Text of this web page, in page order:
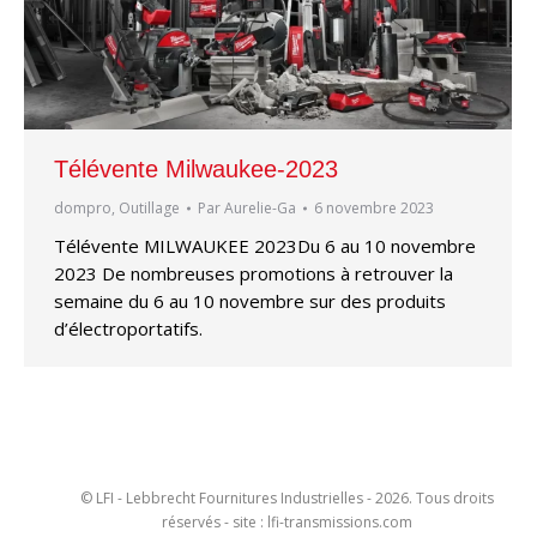
Télévente Milwaukee-2023
dompro, Outillage ParAurelie-Ga 6 novembre 2023
Télévente MILWAUKEE 2023Du 6 au 10 novembre
2023 De nombreuses promotions à retrouver la
semaine du 6 au 10 novembre sur des produits
d’électroportatifs.
© LFI - Lebbrecht Fournitures Industrielles - 2026. Tous droits
réservés - site : lfi-transmissions.com